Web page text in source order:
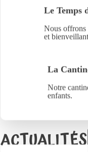
Le Temps
Nous offrons
et
La
Notre
enfants.
ACTUALITÉS